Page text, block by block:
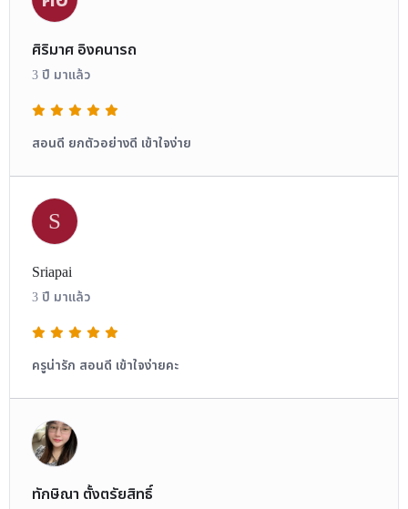
ศิริมาศ อิงคนารถ
3 ปี มาแล้ว
สอนดี ยกตัวอย่างดี เข้าใจง่าย
S
Sriapai​
3 ปี มาแล้ว
ครูน่ารัก​ สอนดี​ เข้าใจง่ายคะ
ทักษิณา ตั้งตรัยสิทธิ์